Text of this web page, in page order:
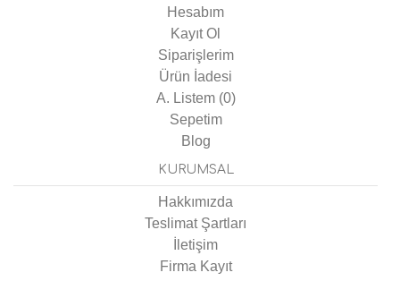
Hesabım
Kayıt Ol
Siparişlerim
Ürün İadesi
A. Listem (0)
Sepetim
Blog
KURUMSAL
Hakkımızda
Teslimat Şartları
İletişim
Firma Kayıt